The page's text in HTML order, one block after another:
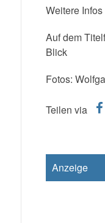
Weitere
Auf dem
Blick
Fotos:
Teilen via f
Anzeige